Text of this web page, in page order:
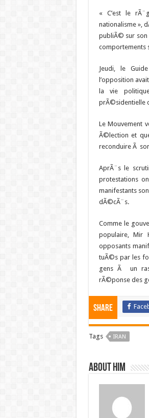
« C’est le
nationalisme »,
publiÃ© sur son
comportements
Jeudi, le
l’opposition
la vie
prÃ©sidentielle
Le Mouvement
Ã©lection et
reconduire Ã
AprÃ¨s le
protestations
manifestants
dÃ©cÃ¨s.
Comme le
populaire, Mir
opposants
tuÃ©s par les
gens Ã un
rÃ©ponse des
Share
Tags IRAN
About him